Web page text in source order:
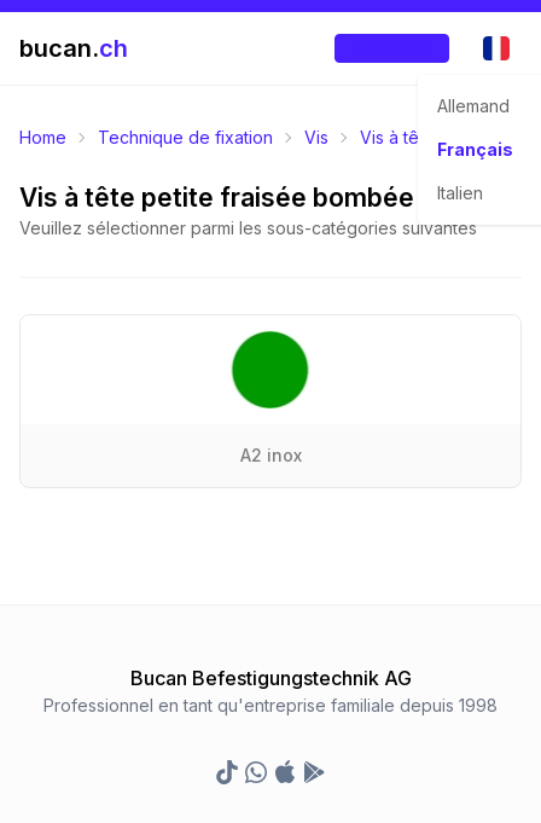
bucan.ch
Allemand
Français
Italien
Home Technique de fixation Vis Vis à tête fraisée
Vis à tête petite fraisée bombée
Veuillez sélectionner parmi les sous-catégories suivantes
A2 inox
Bucan Befestigungstechnik AG
Professionnel en tant qu'entreprise familiale depuis 1998
TikTokWhatsapp
Appstore
Google Play Store